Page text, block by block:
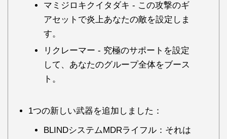
マミジロキクイタダキ - この攻撃のギ
アセットで炎上あなたの敵を設定しま
す。
リクレーマー - 究極のサポートを設定
して、あなたのグループ全体をブース
ト。
1つの新しい武器を追加しました：
BLINDシステムMDRライフル：それは